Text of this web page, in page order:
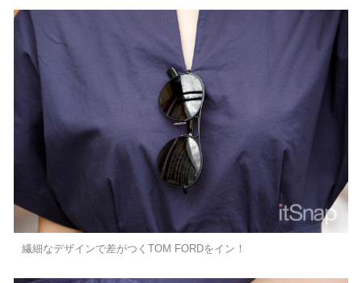
繊細なデザインで差がつくTOM FORDをイン！